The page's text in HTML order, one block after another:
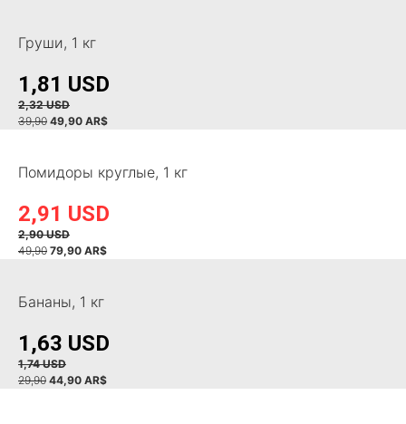
Груши, 1 кг
1,81 USD
2,32 USD
39,90 49,90 AR$
Помидоры круглые, 1 кг
2,91 USD
2,90 USD
49,90 79,90 AR$
Бананы, 1 кг
1,63 USD
1,74 USD
29,90 44,90 AR$